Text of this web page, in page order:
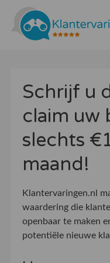
Tarieven
Bedrijven
Over ons
Blogs
Contact
Bedrijf aanmelden
Schrijf u
claim uw
slechts
maand!
Klantervaringen.nl
waardering die
openbaar te maken
potentiële nieuwe